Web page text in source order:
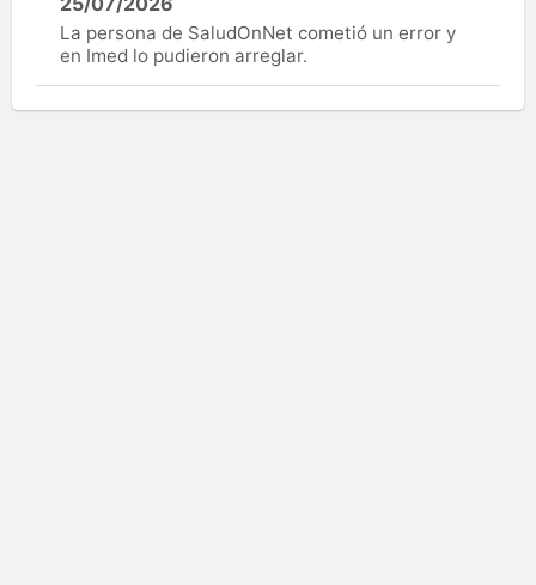
La persona de SaludOnNet cometió un error y
en Imed lo pudieron arreglar.